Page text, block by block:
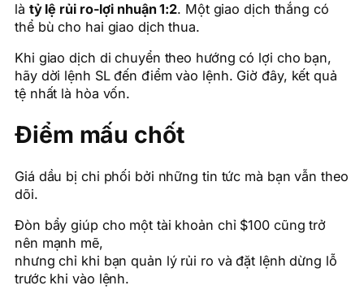
là tỷ lệ rủi ro-lợi nhuận 1:2. Một giao dịch thắng có
thể bù cho hai giao dịch thua.
Khi giao dịch di chuyển theo hướng có lợi cho bạn,
hãy dời lệnh SL đến điểm vào lệnh. Giờ đây, kết quả
tệ nhất là hòa vốn.
Điểm mấu chốt
Giá dầu bị chi phối bởi những tin tức mà bạn vẫn theo
dõi.
Đòn bẩy giúp cho một tài khoản chỉ $100 cũng trở
nên mạnh mẽ,
nhưng chỉ khi bạn quản lý rủi ro và đặt lệnh dừng lỗ
trước khi vào lệnh.